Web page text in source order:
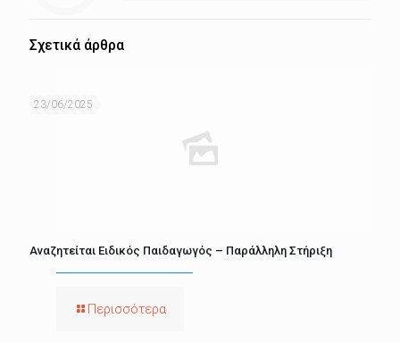
Σχετικά άρθρα
23/06/2025
Αναζητείται Ειδικός Παιδαγωγός – Παράλληλη Στήριξη
Περισσότερα